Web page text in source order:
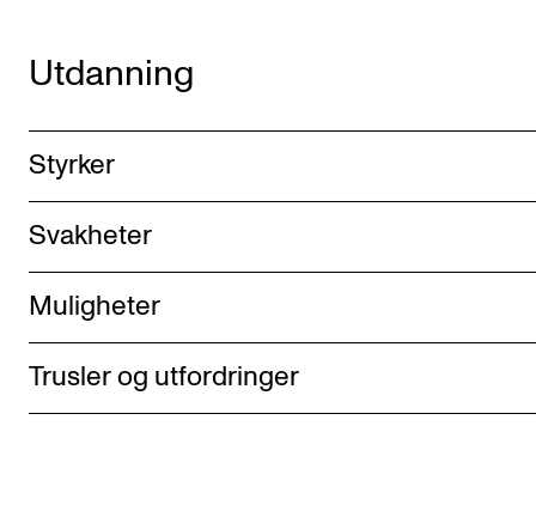
Utdanning
Styrker
Svakheter
Muligheter
Trusler og utfordringer